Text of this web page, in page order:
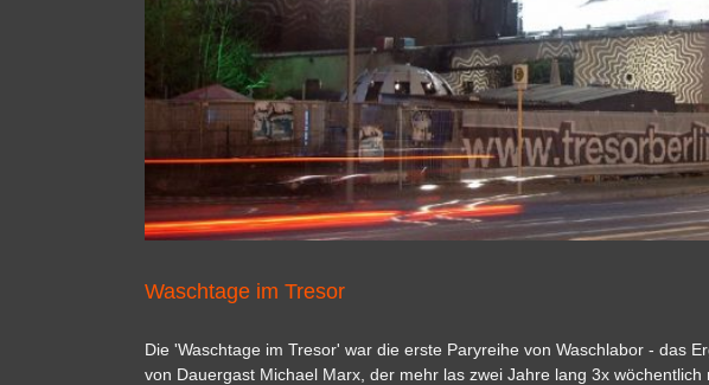
Waschtage im Tresor
Die 'Waschtage im Tresor' war die erste Paryreihe von Waschlabor - das
von Dauergast Michael Marx, der mehr las zwei Jahre lang 3x